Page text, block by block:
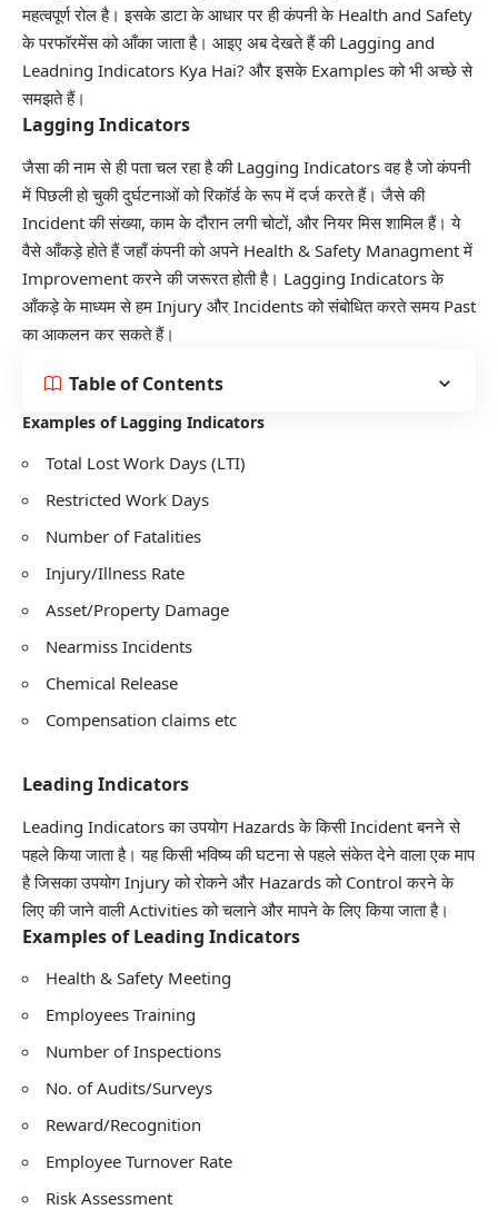
महत्वपूर्ण रोल है। इसके डाटा के आधार पर ही कंपनी के Health and Safety
के परफॉरमेंस को आँका जाता है। आइए अब देखते हैं की Lagging and
Leadning Indicators Kya Hai? और इसके Examples को भी अच्छे से
समझते हैं।
Lagging Indicators
जैसा की नाम से ही पता चल रहा है की Lagging Indicators वह है जो कंपनी
में पिछली हो चुकी दुर्घटनाओं को रिकॉर्ड के रूप में दर्ज करते हैं। जैसे की
Incident की संख्या, काम के दौरान लगी चोटों, और नियर मिस शामिल हैं। ये
वैसे आँकड़े होते हैं जहाँ कंपनी को अपने Health & Safety Managment में
Improvement करने की जरूरत होती है। Lagging Indicators के
आँकड़े के माध्यम से हम Injury और Incidents को संबोधित करते समय Past
का आकलन कर सकते हैं।
Table of Contents
Examples of Lagging Indicators
Total Lost Work Days (LTI)
Restricted Work Days
Number of Fatalities
Injury/Illness Rate
Asset/Property Damage
Nearmiss Incidents
Chemical Release
Compensation claims etc
Leading Indicators
Leading Indicators का उपयोग Hazardsके किसी Incident बनने से
पहले किया जाता है। यह किसी भविष्य की घटना से पहले संकेत देने वाला एक माप
है जिसका उपयोग Injury को रोकने और Hazards को Control करने के
लिए की जाने वाली Activities को चलाने और मापने के लिए किया जाता है।
Examples of Leading Indicators
Health & Safety Meeting
Employees Training
Number of Inspections
No. of Audits/Surveys
Reward/Recognition
Employee Turnover Rate
Risk Assessment